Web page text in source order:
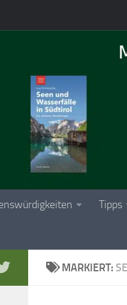
Tipps
MARKIERT: